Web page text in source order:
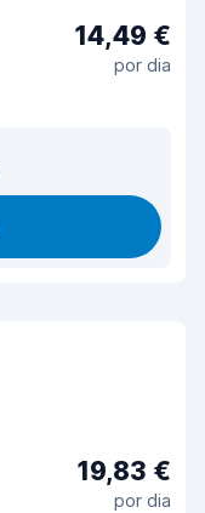
14,49 €
por dia
19,83 €
por dia